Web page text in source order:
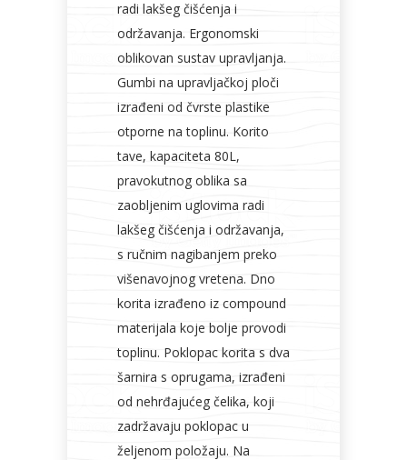
radi lakšeg čišćenja i
održavanja. Ergonomski
oblikovan sustav upravljanja.
Gumbi na upravljačkoj ploči
izrađeni od čvrste plastike
otporne na toplinu. Korito
tave, kapaciteta 80L,
pravokutnog oblika sa
zaobljenim uglovima radi
lakšeg čišćenja i održavanja,
s ručnim nagibanjem preko
višenavojnog vretena. Dno
korita izrađeno iz compound
materijala koje bolje provodi
toplinu. Poklopac korita s dva
šarnira s oprugama, izrađeni
od nehrđajućeg čelika, koji
zadržavaju poklopac u
željenom položaju. Na